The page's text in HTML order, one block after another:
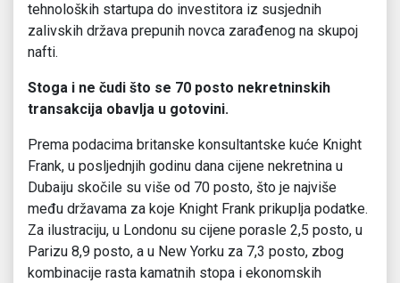
tehnoloških startupa do investitora iz susjednih
zalivskih država prepunih novca zarađenog na skupoj
nafti.
Stoga i ne čudi što se 70 posto nekretninskih
transakcija obavlja u gotovini.
Prema podacima britanske konsultantske kuće Knight
Frank, u posljednjih godinu dana cijene nekretnina u
Dubaiju skočile su više od 70 posto, što je najviše
među državama za koje Knight Frank prikuplja podatke.
Za ilustraciju, u Londonu su cijene porasle 2,5 posto, u
Parizu 8,9 posto, a u New Yorku za 7,3 posto, zbog
kombinacije rasta kamatnih stopa i ekonomskih